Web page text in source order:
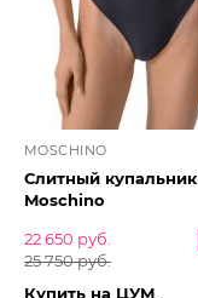
MOSCHINO
Слитный купальник
Moschino
22 650 руб.
25 750 руб.
Купить на ЦУМ